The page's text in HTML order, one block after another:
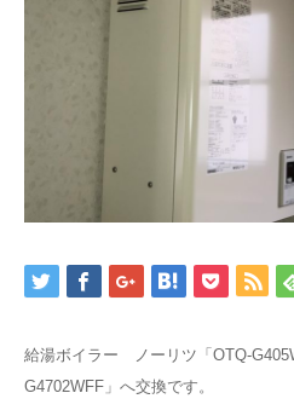
給湯ボイラー ノーリツ「OTQ-
G4702WFF」へ交換です。